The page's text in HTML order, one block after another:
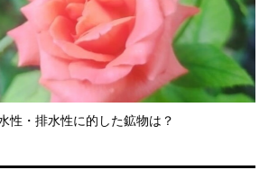
性・排水性に的した鉱物は？